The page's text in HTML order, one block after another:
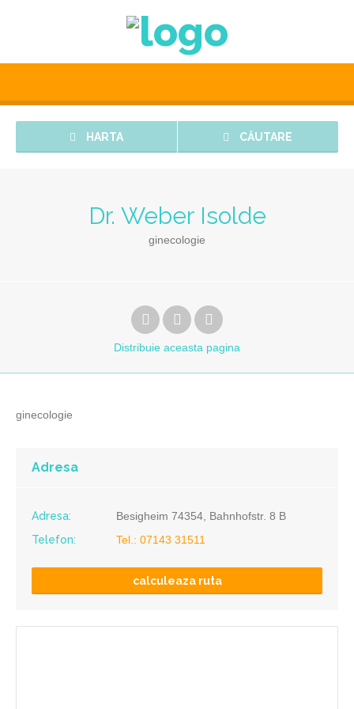
HARTA CĂUTARE
Dr. Weber Isolde
ginecologie
Distribuie aceasta pagina
ginecologie
Adresa
Adresa:
Besigheim 74354, Bahnhofstr. 8 B
Telefon:
Tel.: 07143 31511
calculeaza ruta